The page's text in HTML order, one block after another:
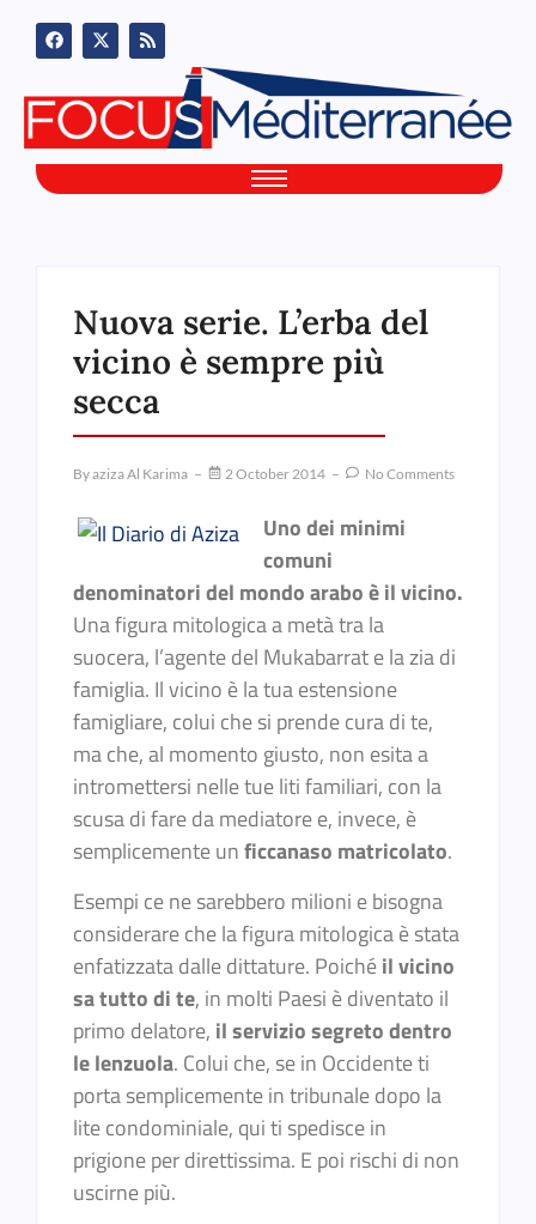
Nuova serie. L’erba del
vicino è sempre più
secca
ByAziza Al Karima 2 October 2014 No Comments
Uno dei minimi
comuni
denominatori del mondo arabo è il vicino.
Una figura mitologica a metà tra la
suocera, l’agente del Mukabarrat e la zia di
famiglia. Il vicino è la tua estensione
famigliare, colui che si prende cura di te,
ma che, al momento giusto, non esita a
intromettersi nelle tue liti familiari, con la
scusa di fare da mediatore e, invece, è
semplicemente unficcanaso matricolato.
Esempi ce ne sarebbero milioni e bisogna
considerare che la figura mitologica è stata
enfatizzata dalle dittature. Poichéil vicino
sa tutto di te, in molti Paesi è diventato il
primo delatore, il servizio segreto dentro
le lenzuola. Colui che, se in Occidente ti
porta semplicemente in tribunale dopo la
lite condominiale, qui ti spedisce in
prigione per direttissima. E poi rischi di non
uscirne più.